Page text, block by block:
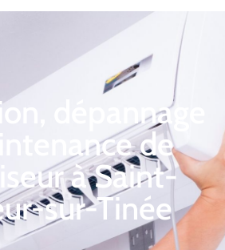
dépannage
de
à Saint-
sur-Tinée